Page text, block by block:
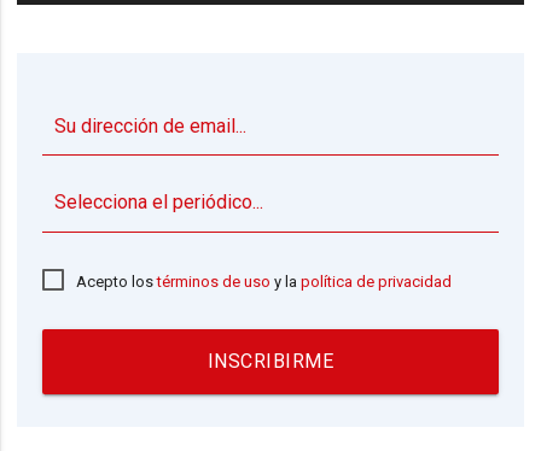
Acepto lostérminos de uso y lapolítica de privacidad
INSCRIBIRME